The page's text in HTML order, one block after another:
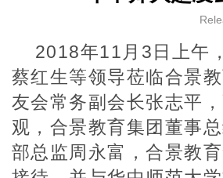
2018年11月3日上午
蔡红生等领导莅临合景
友会常务副会长张志平
观，合景教育集团董事
部总监周永富，合景教